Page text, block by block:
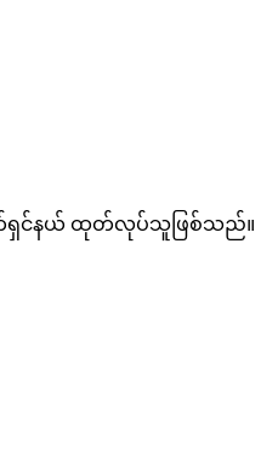
ာ်ဖက်ရှင်နယ် ထုတ်လုပ်သူဖြစ်သည်။